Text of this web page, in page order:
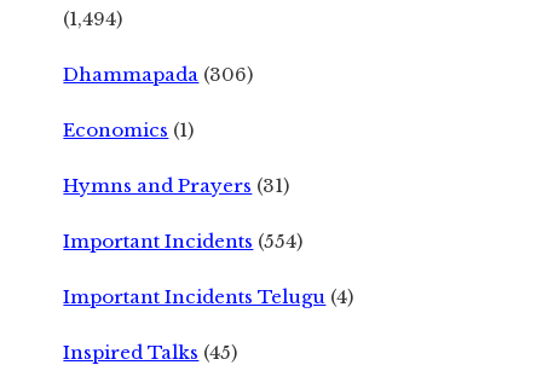
(1,494)
Dhammapada (306)
Economics (1)
Hymns and Prayers (31)
Important Incidents (554)
Important Incidents Telugu (4)
Inspired Talks (45)